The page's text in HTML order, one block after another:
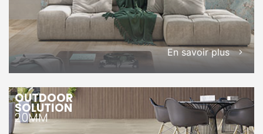
En savoir plus
OUTDOOR
SOLUTION
20MM